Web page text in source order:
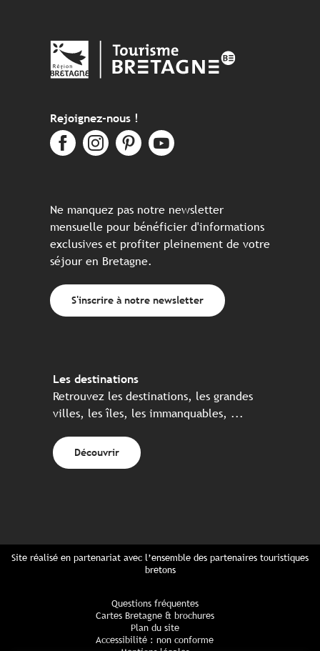
Rejoignez-nous !
Ne manquez pas notre newsletter
mensuelle pour bénéficier d'informations
exclusives et profiter pleinement de votre
séjour en Bretagne.
S'inscrire à notre newsletter
Les destinations
Retrouvez les destinations, les grandes
villes, les îles, les immanquables, ...
Découvrir
Site réalisé en partenariat avec l’ensemble des partenaires touristiques
bretons
Questions fréquentes
Cartes Bretagne & brochures
Plan du site
Accessibilité : non conforme